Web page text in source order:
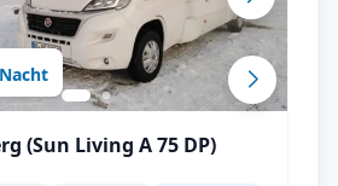
(Sun Living A 75 DP)